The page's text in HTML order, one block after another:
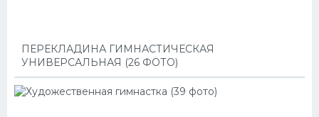
ПЕРЕКЛАДИНА ГИМНАСТИЧЕСКАЯ
УНИВЕРСАЛЬНАЯ (26 ФОТО)